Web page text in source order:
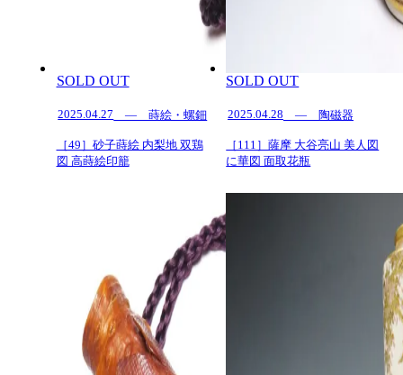
SOLD OUT
2025.04.27 — 蒔絵・螺鈿
［49］砂子蒔絵 内梨地 双鶏
図 高蒔絵印籠
SOLD OUT
2025.04.28 — 陶磁器
［111］薩摩 大谷亮山 美人図
に華図 面取花瓶